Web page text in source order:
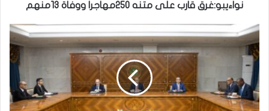
نواءيبو:غرق قارب على متنه 250مهاجرا ووفاة 13منهم